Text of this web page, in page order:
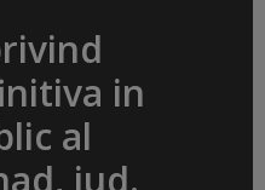
in
al